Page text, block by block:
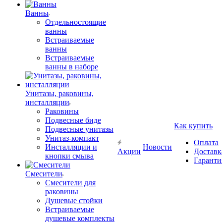
Ванны
Отдельностоящие
ванны
Встраиваемые
ванны
Встраиваемые
ванны в наборе
Унитазы, раковины,
инсталляции
Раковины
Подвесные биде
Подвесные унитазы
Унитаз-компакт
Инсталляции и
кнопки смыва
Смесители
Смесители для
раковины
Душевые стойки
Встраиваемые
душевые комплекты
Акции
Новости
Как купить
Оплата